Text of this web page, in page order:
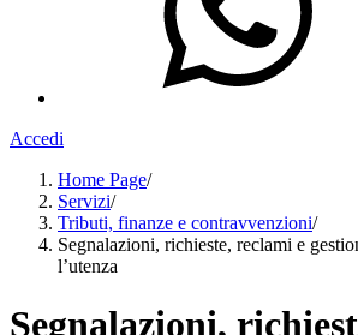
Accedi
Home Page/
Servizi/
Tributi, finanze e contravvenzioni/
Segnalazioni, richieste, reclami e
l’utenza
Segnalazioni,